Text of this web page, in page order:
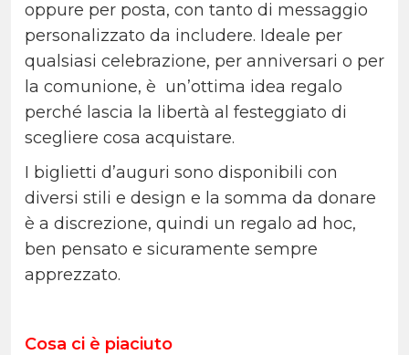
oppure per posta, con tanto di messaggio
personalizzato da includere. Ideale per
qualsiasi celebrazione, per anniversari o per
la comunione, è un’ottima idea regalo
perché lascia la libertà al festeggiato di
scegliere cosa acquistare.
I biglietti d’auguri sono disponibili con
diversi stili e design e la somma da donare
è a discrezione, quindi un regalo ad hoc,
ben pensato e sicuramente sempre
apprezzato.
Cosa ci è piaciuto